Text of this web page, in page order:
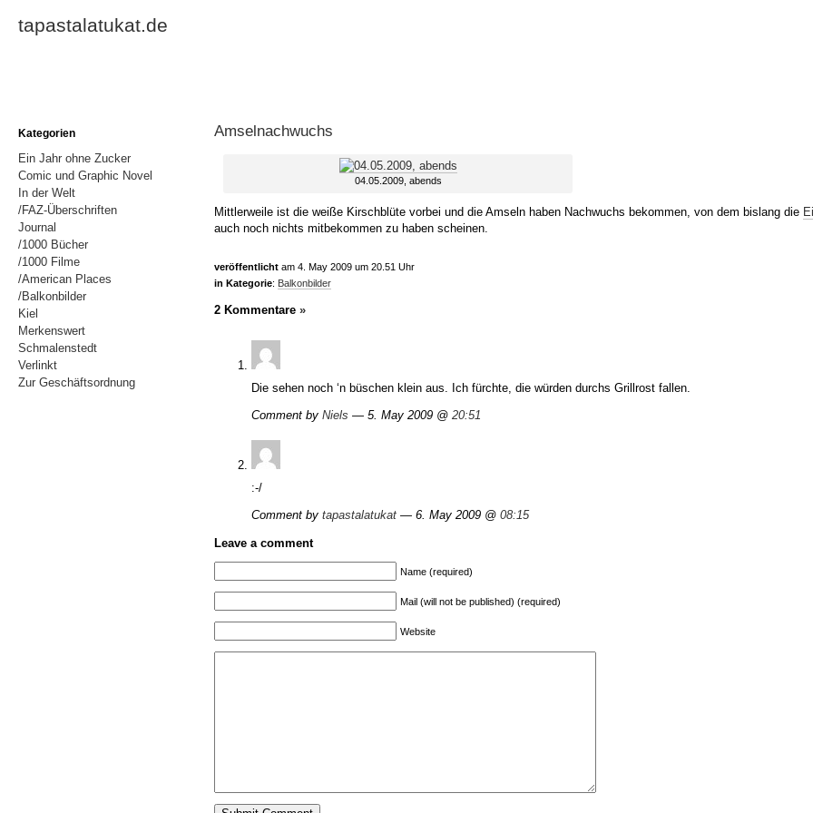
tapastalatukat.de
Amselnachwuchs
04.05.2009, abends
Mittlerweile ist die weiße Kirschblüte vorbei und die Amseln haben Nachwuchs bekommen, von dem bislang die
auch noch nichts mitbekommen zu haben scheinen.
veröffentlicht am 4. May 2009 um 20.51 Uhr
in Kategorie: Balkonbilder
2 Kommentare »
Die sehen noch ‘n büschen klein aus. Ich fürchte, die würden durchs Grillrost fallen.
Comment by Niels — 5. May 2009 @ 20:51
:-/
Comment by tapastalatukat— 6. May 2009 @ 08:15
Leave a comment
Name (required)
Mail (will not be published) (required)
Website
Kategorien
Ein Jahr ohne Zucker
Comic und Graphic Novel
In der Welt
/FAZ-Überschriften
Journal
/1000 Bücher
/1000 Filme
/American Places
/Balkonbilder
Kiel
Merkenswert
Schmalenstedt
Verlinkt
Zur Geschäftsordnung